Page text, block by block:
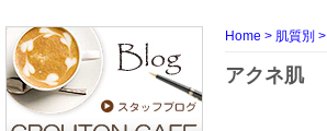
Home > 肌質別 >
アクネ肌